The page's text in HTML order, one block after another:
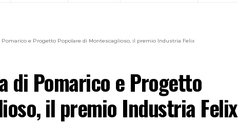
Pomarico e Progetto Popolare di Montescaglioso, il premio Industria Felix
di Pomarico e Progetto
il premio Industria Felix